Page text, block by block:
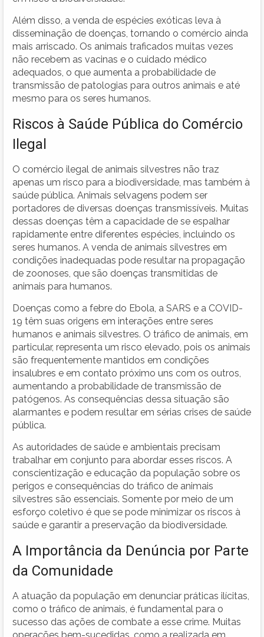
Além disso, a venda de espécies exóticas leva à
disseminação de doenças, tornando o comércio ainda
mais arriscado. Os animais traficados muitas vezes
não recebem as vacinas e o cuidado médico
adequados, o que aumenta a probabilidade de
transmissão de patologias para outros animais e até
mesmo para os seres humanos.
Riscos à Saúde Pública do Comércio
Ilegal
O comércio ilegal de animais silvestres não traz
apenas um risco para a biodiversidade, mas também à
saúde pública. Animais selvagens podem ser
portadores de diversas doenças transmissíveis. Muitas
dessas doenças têm a capacidade de se espalhar
rapidamente entre diferentes espécies, incluindo os
seres humanos. A venda de animais silvestres em
condições inadequadas pode resultar na propagação
de zoonoses, que são doenças transmitidas de
animais para humanos.
Doenças como a febre do Ebola, a SARS e a COVID-
19 têm suas origens em interações entre seres
humanos e animais silvestres. O tráfico de animais, em
particular, representa um risco elevado, pois os animais
são frequentemente mantidos em condições
insalubres e em contato próximo uns com os outros,
aumentando a probabilidade de transmissão de
patógenos. As consequências dessa situação são
alarmantes e podem resultar em sérias crises de saúde
pública.
As autoridades de saúde e ambientais precisam
trabalhar em conjunto para abordar esses riscos. A
conscientização e educação da população sobre os
perigos e consequências do tráfico de animais
silvestres são essenciais. Somente por meio de um
esforço coletivo é que se pode minimizar os riscos à
saúde e garantir a preservação da biodiversidade.
A Importância da Denúncia por Parte
da Comunidade
A atuação da população em denunciar práticas ilícitas,
como o tráfico de animais, é fundamental para o
sucesso das ações de combate a esse crime. Muitas
operações bem-sucedidas, como a realizada em